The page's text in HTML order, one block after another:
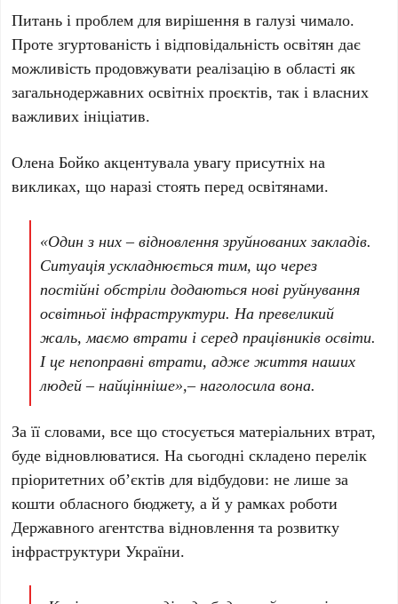
Питань і проблем для вирішення в галузі чимало.
Проте згуртованість і відповідальність освітян дає
можливість продовжувати реалізацію в області як
загальнодержавних освітніх проєктів, так і власних
важливих ініціатив.
Олена Бойко акцентувала увагу присутніх на
викликах, що наразі стоять перед освітянами.
«Один з них – відновлення зруйнованих закладів.
Ситуація ускладнюється тим, що через
постійні обстріли додаються нові руйнування
освітньої інфраструктури. На превеликий
жаль, маємо втрати і серед працівників освіти.
І це непоправні втрати, адже життя наших
людей – найцінніше»,– наголосила вона.
За її словами, все що стосується матеріальних втрат,
буде відновлюватися. На сьогодні складено перелік
пріоритетних об’єктів для відбудови: не лише за
кошти обласного бюджету, а й у рамках роботи
Державного агентства відновлення та розвитку
інфраструктури України.